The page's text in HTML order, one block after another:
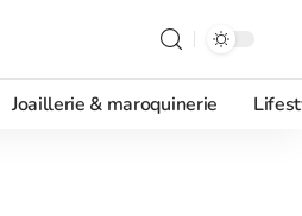
Joaillerie & maroquinerie